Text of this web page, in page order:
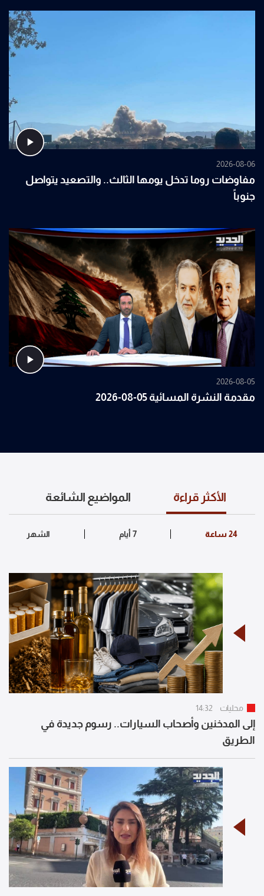
2026-08-06
مفاوضات روما تدخل يومها الثالث.. والتصعيد يتواصل
جنوباً
2026-08-05
مقدمة النشرة المسائية 05-08-2026
الأكثر قراءة المواضيع الشائعة
محليات 14:32
إلى المدخنين وأصحاب السيارات.. رسوم جديدة في
الطريق